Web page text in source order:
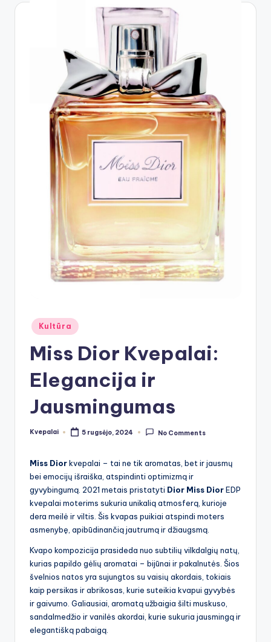
Posted
in
Kultūra
Miss Dior Kvepalai:
Elegancija ir
Jausmingumas
Posted
Kvepalai 5 rugsėjo, 2024 No Comments
Miss Diorkvepalai – tai ne tik aromatas, bet ir jausmų
bei emocijų išraiška, atspindinti optimizmą ir
gyvybingumą. 2021 metais pristatyti Dior Miss DiorEDP
kvepalai moterims sukuria unikalią atmosferą, kurioje
dera meilė ir viltis. Šis kvapas puikiai atspindi moters
asmenybę, apibūdinančią jautrumą ir džiaugsmą.
Kvapo kompozicija prasideda nuo subtilių vilkdalgių natų,
kurias papildo gėlių aromatai – bijūnai ir pakalnutės. Šios
švelnios natos yra sujungtos su vaisių akordais, tokiais
kaip persikas ir abrikosas, kurie suteikia kvapui gyvybės
ir gaivumo. Galiausiai, aromatą užbaigia šilti muskuso,
sandalmedžio ir vanilės akordai, kurie sukuria jausmingą ir
elegantišką pabaigą.